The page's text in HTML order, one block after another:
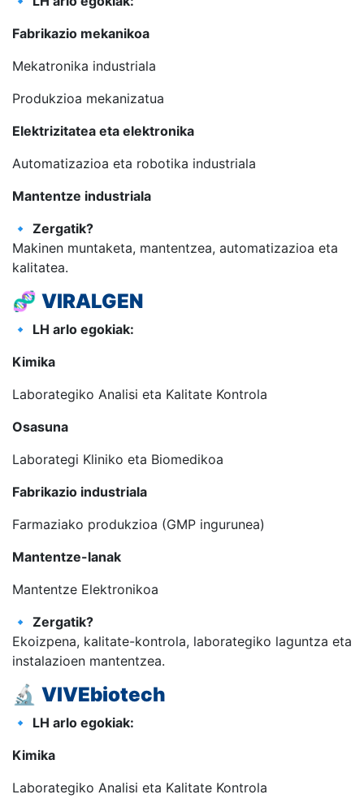
Fabrikazio mekanikoa
Mekatronika industriala
Produkzioa mekanizatua
Elektrizitatea eta elektronika
Automatizazioa eta robotika industriala
Mantentze industriala
🔹 Zergatik?
Makinen muntaketa, mantentzea, automatizazioa eta
kalitatea.
🧬 VIRALGEN
🔹 LH arlo egokiak:
Kimika
Laborategiko Analisi eta Kalitate Kontrola
Osasuna
Laborategi Kliniko eta Biomedikoa
Fabrikazio industriala
Farmaziako produkzioa (GMP ingurunea)
Mantentze-lanak
Mantentze Elektronikoa
🔹 Zergatik?
Ekoizpena, kalitate-kontrola, laborategiko laguntza eta
instalazioen mantentzea.
🔬 VIVEbiotech
🔹 LH arlo egokiak:
Kimika
Laborategiko Analisi eta Kalitate Kontrola